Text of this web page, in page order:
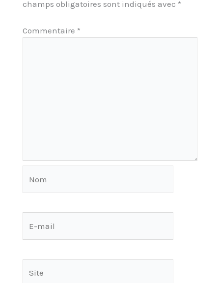
champs obligatoires sont indiqués avec *
Commentaire *